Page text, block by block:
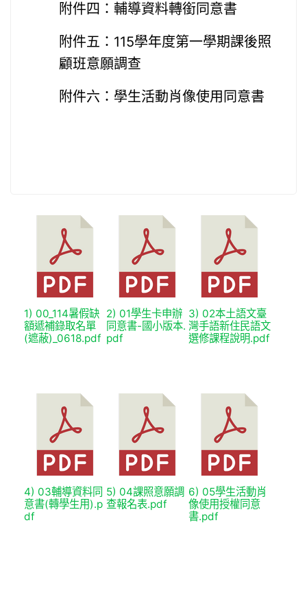
附件四：輔導資料轉銜同意書
附件五：115學年度第一學期課後照
顧班意願調查
附件六：學生活動肖像使用同意書
1) 00_114暑假缺
額遞補錄取名單
(遮蔽)_0618.pdf
2) 01學生卡申辦
同意書-國小版本.
pdf
3) 02本土語文臺
灣手語新住民語文
選修課程說明.pdf
4) 03輔導資料同
意書(轉學生用).p
df
5) 04課照意願調
查報名表.pdf
6) 05學生活動肖
像使用授權同意
書.pdf